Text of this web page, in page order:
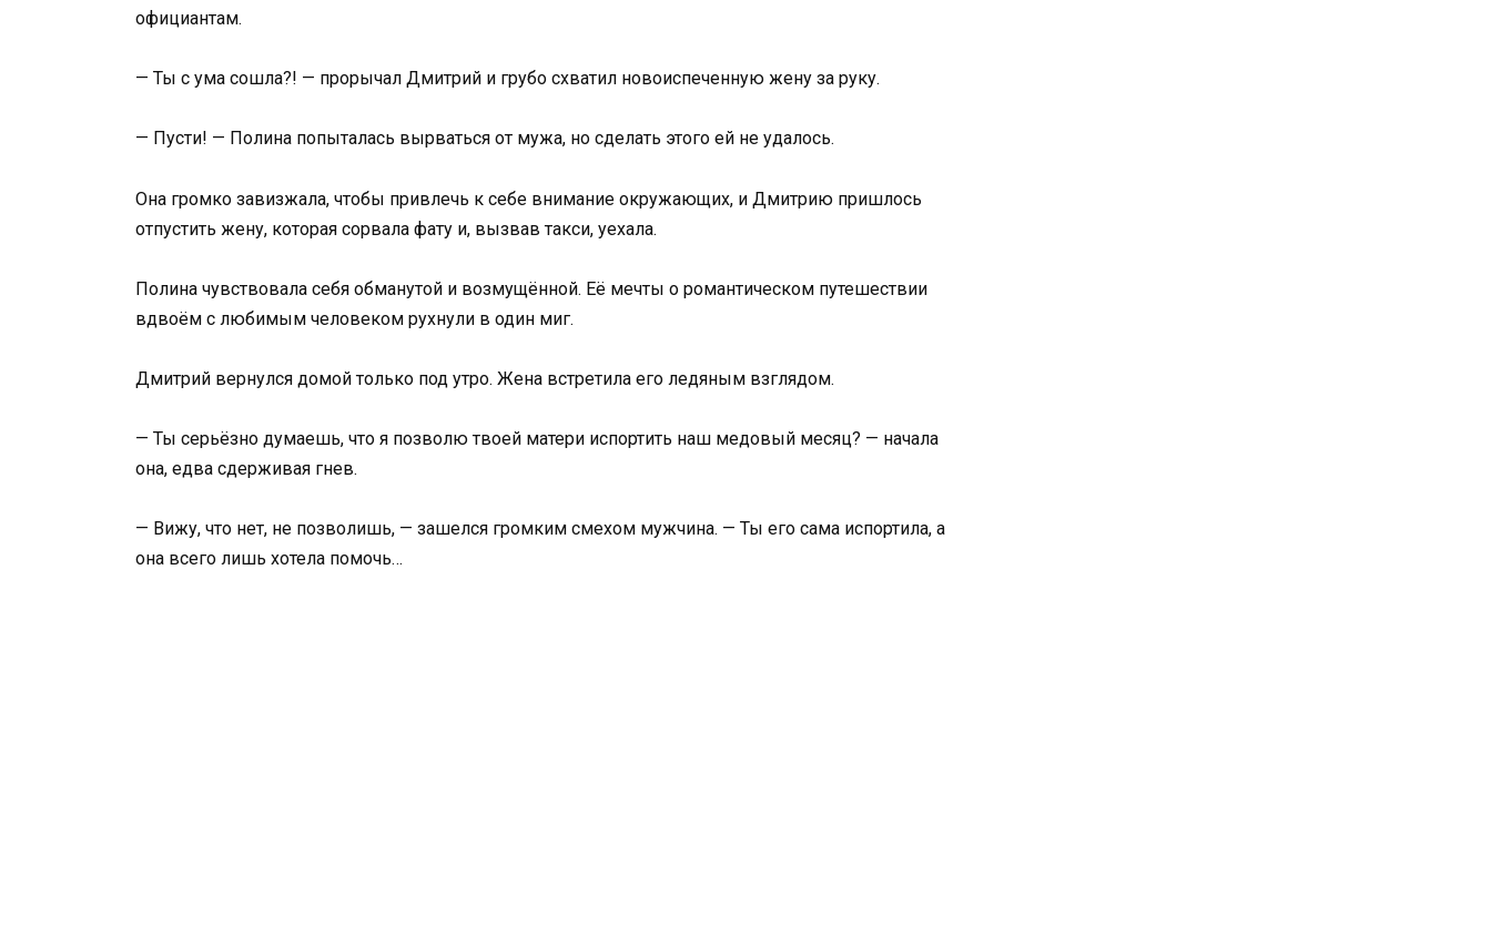
официантам.
— Ты с ума сошла?! — прорычал Дмитрий и грубо схватил новоиспеченную жену за руку.
— Пусти! — Полина попыталась вырваться от мужа, но сделать этого ей не удалось.
Она громко завизжала, чтобы привлечь к себе внимание окружающих, и Дмитрию пришлось
отпустить жену, которая сорвала фату и, вызвав такси, уехала.
Полина чувствовала себя обманутой и возмущённой. Её мечты о романтическом путешествии
вдвоём с любимым человеком рухнули в один миг.
Дмитрий вернулся домой только под утро. Жена встретила его ледяным взглядом.
— Ты серьёзно думаешь, что я позволю твоей матери испортить наш медовый месяц? — начала
она, едва сдерживая гнев.
— Вижу, что нет, не позволишь, — зашелся громким смехом мужчина. — Ты его сама испортила, а
она всего лишь хотела помочь…